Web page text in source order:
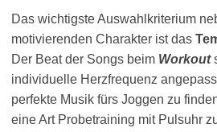
Das wichtigste Auswahlkriterium
motivierenden Charakter ist das
Der Beat der Songs beim Workout
individuelle Herzfrequenz
perfekte Musik fürs Joggen zu
eine Art Probetraining mit Pulsuhr